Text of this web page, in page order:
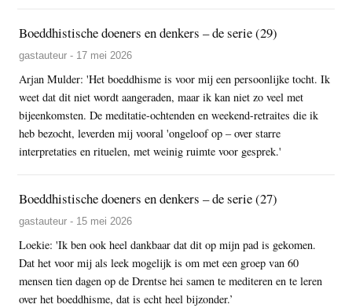
Boeddhistische doeners en denkers – de serie (29)
gastauteur - 17 mei 2026
Arjan Mulder: 'Het boeddhisme is voor mij een persoonlijke tocht. Ik
weet dat dit niet wordt aangeraden, maar ik kan niet zo veel met
bijeenkomsten. De meditatie-ochtenden en weekend-retraites die ik
heb bezocht, leverden mij vooral 'ongeloof op – over starre
interpretaties en rituelen, met weinig ruimte voor gesprek.'
Boeddhistische doeners en denkers – de serie (27)
gastauteur - 15 mei 2026
Loekie: 'Ik ben ook heel dankbaar dat dit op mijn pad is gekomen.
Dat het voor mij als leek mogelijk is om met een groep van 60
mensen tien dagen op de Drentse hei samen te mediteren en te leren
over het boeddhisme, dat is echt heel bijzonder.’